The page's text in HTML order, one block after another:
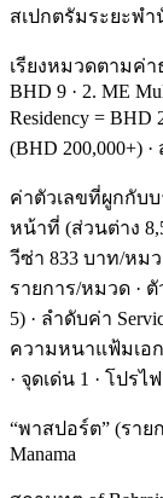
สเปกตรัมระยะพำ
เรียงหมวดตามค่า
BHD 9 · 2. ME
Residency = BHD
(BHD 200,000+)
ค่าตัวเลขที่ผูกกับบ
หน้าที่ (ส่วนต่าง
วีซ่า 833 บาท/หมว
รายการ/หมวด ·
5) · ลำดับค่า
ความหนาแฟ้มเอก
· จุดเด่น 1 · โปรไ
“พาสปอร์ต” (ราย
Manama